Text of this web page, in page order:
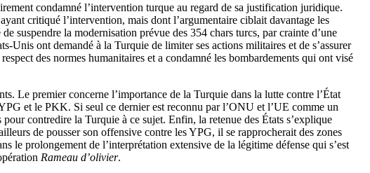
condamné l’intervention turque au regard de sa justification juridique.
critiqué l’intervention, mais dont l’argumentaire ciblait davantage les
suspendre la modernisation prévue des 354 chars turcs, par crainte d’une
Unis ont demandé à la Turquie de limiter ses actions militaires et de s’assurer
des normes humanitaires et a condamné les bombardements qui ont visé
Le premier concerne l’importance de la Turquie dans la lutte contre l’État
et le PKK. Si seul ce dernier est reconnu par l’ONU et l’UE comme un
contredire la Turquie à ce sujet. Enfin, la retenue des États s’explique
de pousser son offensive contre les YPG, il se rapprocherait des zones
le prolongement de l’interprétation extensive de la légitime défense qui s’est
Rameau d’olivier.